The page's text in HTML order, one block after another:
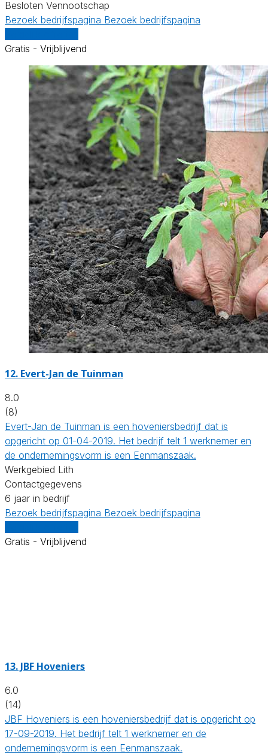
Besloten Vennootschap
Bezoek bedrijfspagina Bezoek bedrijfspagina
Gratis - Vrijblijvend
12. Evert-Jan de Tuinman
8.0
(8)
Evert-Jan de Tuinman is een hoveniersbedrijf dat is
opgericht op 01-04-2019. Het bedrijf telt 1 werknemer en
de ondernemingsvorm is een Eenmanszaak.
Werkgebied Lith
Contactgegevens
6 jaar in bedrijf
Bezoek bedrijfspagina Bezoek bedrijfspagina
Gratis - Vrijblijvend
13. JBF Hoveniers
6.0
(14)
JBF Hoveniers is een hoveniersbedrijf dat is opgericht op
17-09-2019. Het bedrijf telt 1 werknemer en de
ondernemingsvorm is een Eenmanszaak.